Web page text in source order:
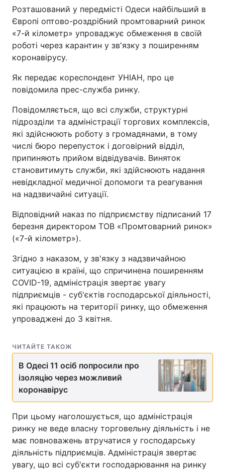
Розташований у передмісті Одеси найбільший в
Європі оптово-роздрібний промтоварний ринок
«7-й кілометр» упроваджує обмеження в своїй
роботі через карантин у зв'язку з поширенням
коронавірусу.
Як передає кореспондент УНІАН, про це
повідомила прес-служба ринку.
Повідомляється, що всі служби, структурні
підрозділи та адміністрації торгових комплексів,
які здійснюють роботу з громадянами, в тому
числі бюро перепусток і договірний відділ,
припиняють прийом відвідувачів. Виняток
становитимуть служби, які здійснюють надання
невідкладної медичної допомоги та реагування
на надзвичайні ситуації.
Відповідний наказ по підприємству підписаний 17
березня директором ТОВ «Промтоварний ринок»
(«7-й кілометр»).
Згідно з наказом, у зв'язку з надзвичайною
ситуацією в країні, що спричинена поширенням
COVID-19, адміністрація звертає увагу
підприємців - суб'єктів господарської діяльності,
які працюють на території ринку, що обмеження
упроваджені до 3 квітня.
ЧИТАЙТЕ ТАКОЖ
В Одесі 11 осіб попросили про
ізоляцію через можливий
коронавірус
При цьому наголошується, що адміністрація
ринку не веде власну торговельну діяльність і не
має повноважень втручатися у господарську
діяльність підприємців. Адміністрація звертає
увагу, що всі суб'єкти господарювання на ринку